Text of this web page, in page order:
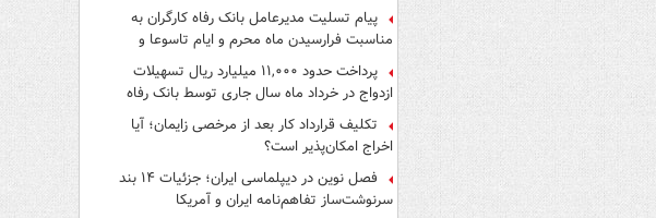
پیام تسلیت مدیرعامل بانک رفاه کارگران به
مناسبت فرارسیدن ماه محرم و ایام تاسوعا و
عاشورای حسینی
پرداخت حدود ۱۱,۰۰۰ میلیارد ریال تسهیلات
ازدواج در خرداد ماه سال جاری توسط بانک رفاه
کارگران
تکلیف قرارداد کار بعد از مرخصی زایمان؛ آیا
اخراج امکان‌پذیر است؟
فصل نوین در دیپلماسی ایران؛ جزئیات ۱۴ بند
سرنوشت‌ساز تفاهم‌نامه ایران و آمریکا